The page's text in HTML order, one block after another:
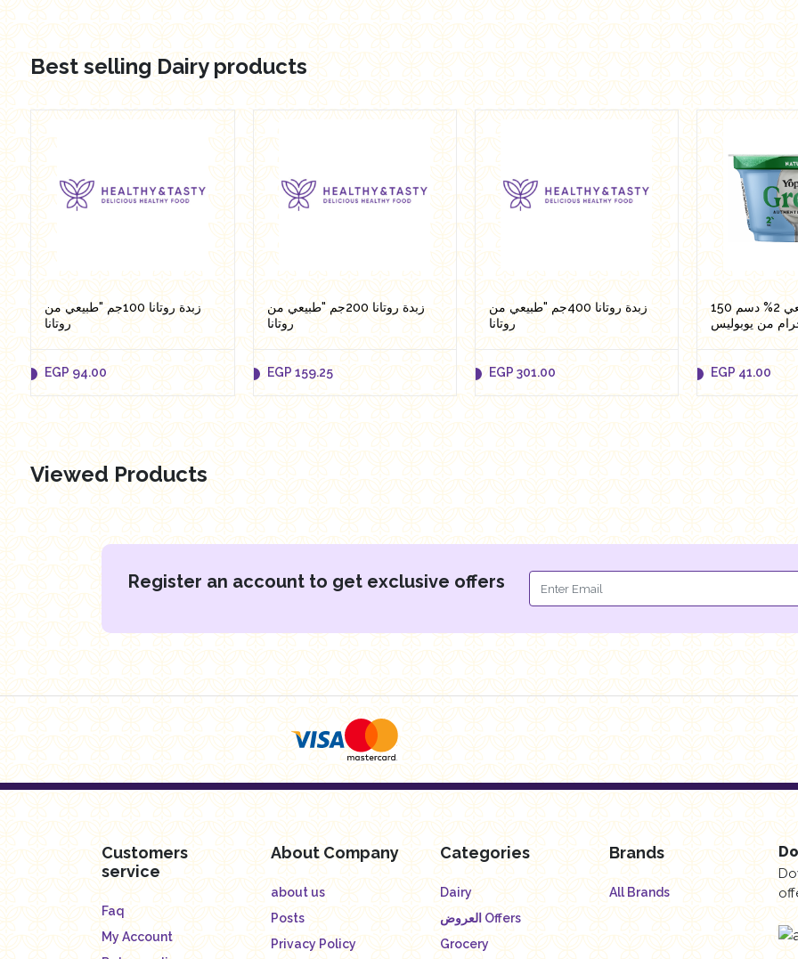
EGP 65.00 EGP 41.00 EGP 42.00 EGP 42.00
Best selling Dairy products
زبدة روتانا 100جم "طبيعي من
روتانا
EGP 94.00
EGP 94.00
Add to cart
زبدة روتانا 200جم "طبيعي من
روتانا
EGP 159.25
EGP 159.25
Add to cart
زبدة روتانا 400جم "طبيعي من
روتانا
EGP 301.00
EGP 301.00
Add to cart
زبادي يوناني طبيعي 2% دسم 150
من يوبوليس
EGP 41.00
EGP 41.00
Viewed Products
Register an account to get exclusive offers
Customers
service
Faq
My Account
About Company
about us
Posts
Privacy Policy
Categories
Dairy
العروض Offers
Grocery
Brands
All Brands